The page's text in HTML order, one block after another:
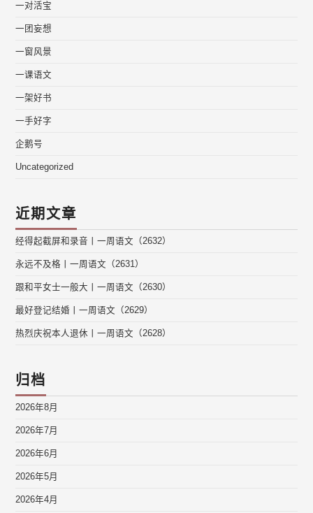
一对活宝
一团妄想
一窗风景
一课语文
一架好书
一手好字
企鹅号
Uncategorized
近期文章
经得起截屏和录音丨一周语文（2632）
永远不及格丨一周语文（2631）
跟和平女士一般大丨一周语文（2630）
最好登记结婚丨一周语文（2629）
热烈庆祝本人退休丨一周语文（2628）
归档
2026年8月
2026年7月
2026年6月
2026年5月
2026年4月